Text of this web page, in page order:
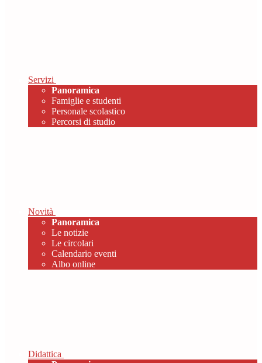
Servizi
Panoramica
Famiglie e studenti
Personale scolastico
Percorsi di studio
Novità
Panoramica
Le notizie
Le circolari
Calendario eventi
Albo online
Didattica